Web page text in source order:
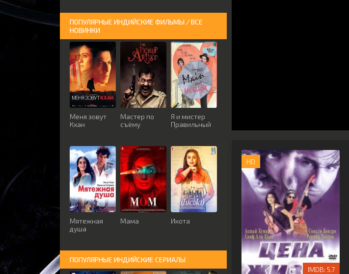
HD
5.7
ПОПУЛЯРНЫЕ ИНДИЙСКИЕ ФИЛЬМЫ / ВСЕ
НОВИНКИ
Меня зовут
Кхан
Мастер по
съёму
Я и мистер
Правильный
Мятежная
душа
Мама Икота
ПОПУЛЯРНЫЕ ИНДИЙСКИЕ СЕРИАЛЫ